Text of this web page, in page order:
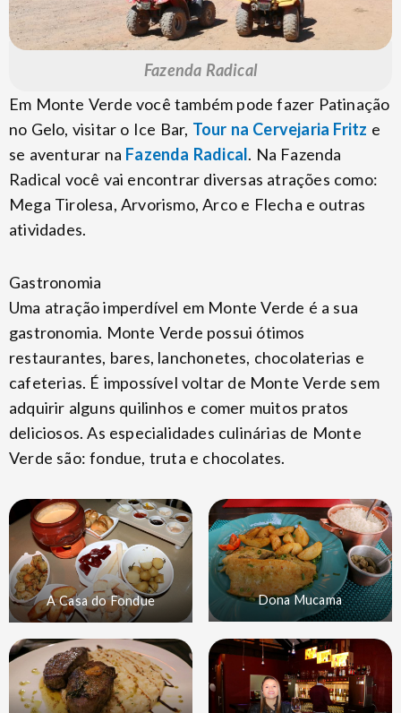
Fazenda Radical
Em Monte Verde você também pode fazer Patinação
no Gelo, visitar o Ice Bar, Tour na Cervejaria Fritz e
se aventurar na Fazenda Radical. Na Fazenda
Radical você vai encontrar diversas atrações como:
Mega Tirolesa, Arvorismo, Arco e Flecha e outras
atividades.
Gastronomia
Uma atração imperdível em Monte Verde é a sua
gastronomia. Monte Verde possui ótimos
restaurantes, bares, lanchonetes, chocolaterias e
cafeterias. É impossível voltar de Monte Verde sem
adquirir alguns quilinhos e comer muitos pratos
deliciosos. As especialidades culinárias de Monte
Verde são: fondue, truta e chocolates.
A Casa do Fondue Dona Mucama